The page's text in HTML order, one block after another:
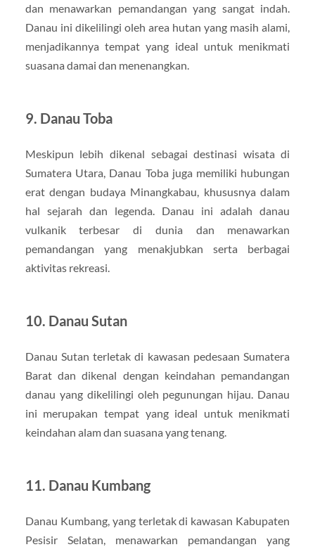
dan menawarkan pemandangan yang sangat indah.
Danau ini dikelilingi oleh area hutan yang masih alami,
menjadikannya tempat yang ideal untuk menikmati
suasana damai dan menenangkan.
9. Danau Toba
Meskipun lebih dikenal sebagai destinasi wisata di
Sumatera Utara, Danau Toba juga memiliki hubungan
erat dengan budaya Minangkabau, khususnya dalam
hal sejarah dan legenda. Danau ini adalah danau
vulkanik terbesar di dunia dan menawarkan
pemandangan yang menakjubkan serta berbagai
aktivitas rekreasi.
10. Danau Sutan
Danau Sutan terletak di kawasan pedesaan Sumatera
Barat dan dikenal dengan keindahan pemandangan
danau yang dikelilingi oleh pegunungan hijau. Danau
ini merupakan tempat yang ideal untuk menikmati
keindahan alam dan suasana yang tenang.
11. Danau Kumbang
Danau Kumbang, yang terletak di kawasan Kabupaten
Pesisir Selatan, menawarkan pemandangan yang